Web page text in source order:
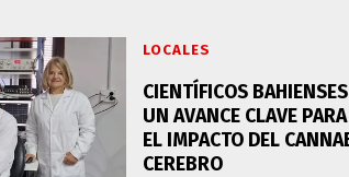
CIENTÍFICOS
UN AVANCE CLAVE
EL IMPACTO DEL
CEREBRO
LOCALES